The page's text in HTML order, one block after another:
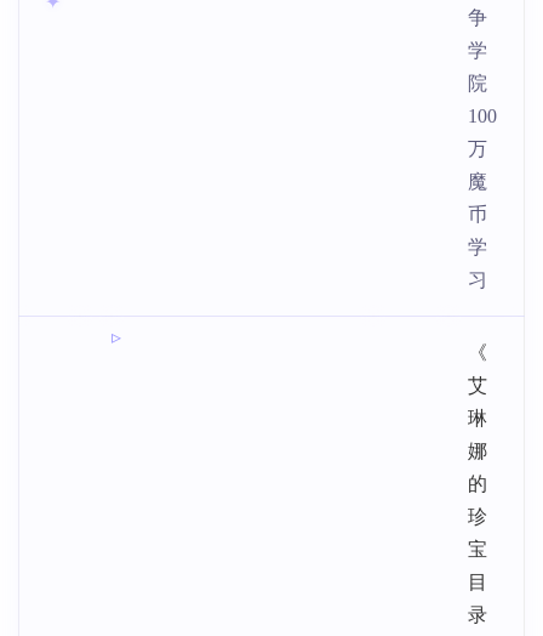
争
学
院
100
万
魔
币
学
习
《
艾
琳
娜
的
珍
宝
目
录